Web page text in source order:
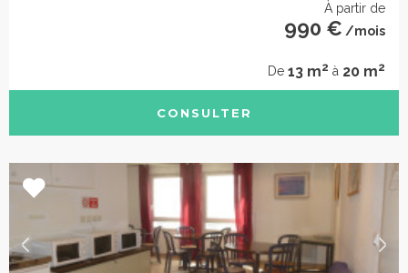
À partir de
990 € /mois
De 13 m2 à 20 m2
CONSULTER